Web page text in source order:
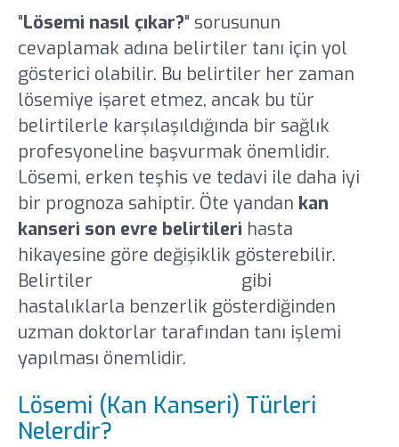
"Lösemi nasıl çıkar?" sorusunun
cevaplamak adına belirtiler tanı için yol
gösterici olabilir. Bu belirtiler her zaman
lösemiye işaret etmez, ancak bu tür
belirtilerle karşılaşıldığında bir sağlık
profesyoneline başvurmak önemlidir.
Lösemi, erken teşhis ve tedavi ile daha iyi
bir prognoza sahiptir. Öte yandan kan
kanseri son evre belirtileri hasta
hikayesine göre değişiklik gösterebilir.
Belirtiler
gibi
hastalıklarla benzerlik gösterdiğinden
uzman doktorlar tarafından tanı işlemi
yapılması önemlidir.
Lösemi (Kan Kanseri) Türleri
Nelerdir?